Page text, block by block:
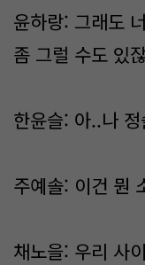
윤하랑: 그래도
좀 그럴 수도 있
한윤슬: 아..나
주예솔: 이건 뭔
채노을: 우리 사